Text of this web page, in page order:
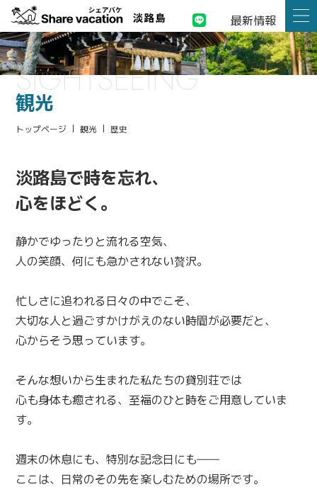
最新情報
観光
トップページ 観光 歴史
SIGHTSEEING
淡路島で時を忘れ、
心をほどく。
静かでゆったりと流れる空気、
人の笑顔、何にも急かされない贅沢。
忙しさに追われる日々の中でこそ、
大切な人と過ごすかけがえのない時間が必要だと、
心からそう思っています。
そんな想いから生まれた私たちの貸別荘では
心も身体も癒される、至福のひと時をご用意していま
す。
週末の休息にも、特別な記念日にも――
ここは、日常のその先を楽しむための場所です。